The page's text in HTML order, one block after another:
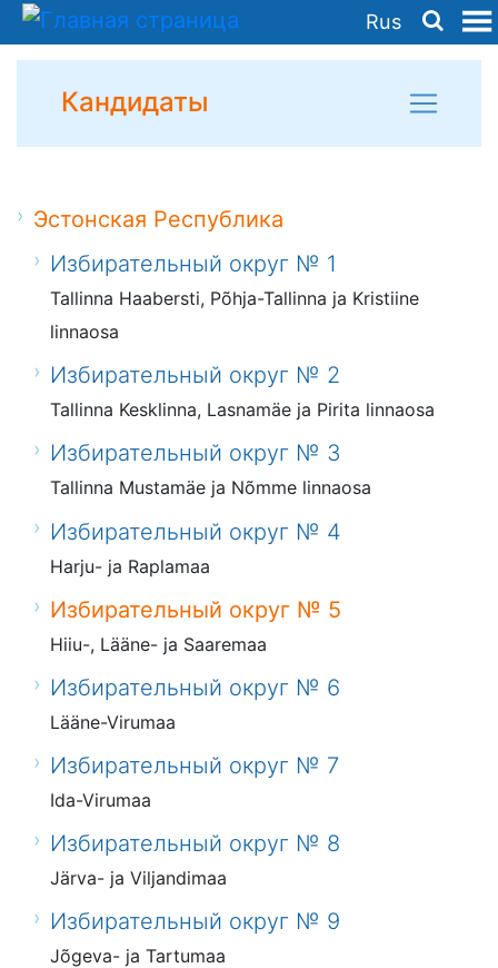
Rus
Кандидаты
Эстонская Республика
Избирательный округ № 1
Tallinna Haabersti, Põhja-Tallinna ja Kristiine
linnaosa
Избирательный округ № 2
Tallinna Kesklinna, Lasnamäe ja Pirita linnaosa
Избирательный округ № 3
Tallinna Mustamäe ja Nõmme linnaosa
Избирательный округ № 4
Harju- ja Raplamaa
Избирательный округ № 5
Hiiu-, Lääne- ja Saaremaa
Избирательный округ № 6
Lääne-Virumaa
Избирательный округ № 7
Ida-Virumaa
Избирательный округ № 8
Järva- ja Viljandimaa
Избирательный округ № 9
Jõgeva- ja Tartumaa